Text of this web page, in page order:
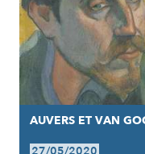
AUVERS ET VAN